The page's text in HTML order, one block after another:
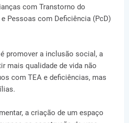
com Transtorno do
Pessoas com Deficiência (PcD)
promover a inclusão social, a
mais qualidade de vida não
com TEA e deficiências, mas
a criação de um espaço